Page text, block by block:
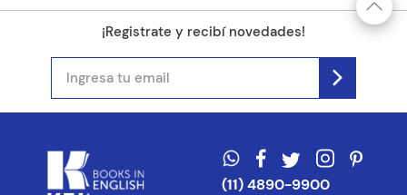
¡Registrate y recibí novedades!
(11) 4890-9900